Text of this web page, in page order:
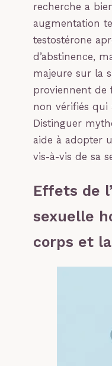
recherche a
augmentation
testostérone
d’abstinence,
majeure sur la
proviennent de
non vérifiés qui
Distinguer
aide à adopter
vis-à-vis de sa
Effets de
sexuelle
corps et